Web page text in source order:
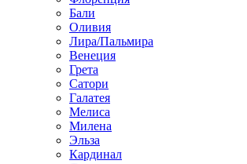
Бали
Оливия
Лира/Пальмира
Венеция
Грета
Сатори
Галатея
Мелиса
Милена
Эльза
Кардинал